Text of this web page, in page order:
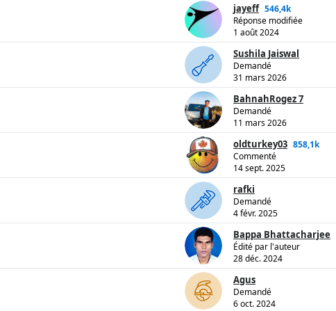
jayeff 546,4k
Réponse modifiée
1 août 2024
Sushila Jaiswal
Demandé
31 mars 2026
BahnahRogez 7
Demandé
11 mars 2026
oldturkey03 858,1k
Commenté
14 sept. 2025
rafki
Demandé
4 févr. 2025
Bappa Bhattacharjee
Édité par l'auteur
28 déc. 2024
Agus
Demandé
6 oct. 2024